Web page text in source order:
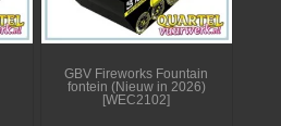
GBV Fireworks Fountain
fontein (Nieuw in 2026)
[WEC2102]